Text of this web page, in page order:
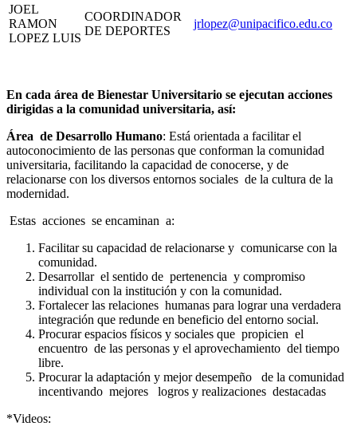
JOEL
RAMON
LOPEZ LUIS
COORDINADOR
DE DEPORTES
jrlopez@unipacifico.edu.co
En cada área de Bienestar Universitario se ejecutan acciones
dirigidas a la comunidad universitaria, así:
Área de Desarrollo Humano: Está orientada a facilitar el
autoconocimiento de las personas que conforman la comunidad
universitaria, facilitando la capacidad de conocerse, y de
relacionarse con los diversos entornos sociales de la cultura de la
modernidad.
Estas acciones se encaminan a:
Facilitar su capacidad de relacionarse y comunicarse con la
comunidad.
Desarrollar el sentido de pertenencia y compromiso
individual con la institución y con la comunidad.
Fortalecer las relaciones humanas para lograr una verdadera
integración que redunde en beneficio del entorno social.
Procurar espacios físicos y sociales que propicien el
encuentro de las personas y el aprovechamiento del tiempo
libre.
Procurar la adaptación y mejor desempeño de la comunidad
incentivando mejores logros y realizaciones destacadas
*Videos: